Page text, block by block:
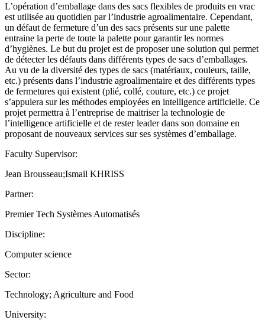
L’opération d’emballage dans des sacs flexibles de produits en vrac
est utilisée au quotidien par l’industrie agroalimentaire. Cependant,
un défaut de fermeture d’un des sacs présents sur une palette
entraine la perte de toute la palette pour garantir les normes
d’hygiènes. Le but du projet est de proposer une solution qui permet
de détecter les défauts dans différents types de sacs d’emballages.
Au vu de la diversité des types de sacs (matériaux, couleurs, taille,
etc.) présents dans l’industrie agroalimentaire et des différents types
de fermetures qui existent (plié, collé, couture, etc.) ce projet
s’appuiera sur les méthodes employées en intelligence artificielle. Ce
projet permettra à l’entreprise de maitriser la technologie de
l’intelligence artificielle et de rester leader dans son domaine en
proposant de nouveaux services sur ses systèmes d’emballage.
Faculty Supervisor:
Jean Brousseau;Ismail KHRISS
Partner:
Premier Tech Systèmes Automatisés
Discipline:
Computer science
Sector:
Technology; Agriculture and Food
University: